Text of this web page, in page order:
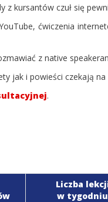
kursantów czuł się
ćwiczenia
z native
jak i powieści czekają
.
Liczba
w tygodniu